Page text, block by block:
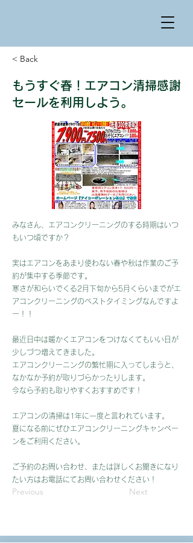
< Back
もうすぐ春！エアコン清掃感謝
セールを利用しよう。
みなさん、エアコンクリーニングのする時期はいつ
もいつ頃ですか？
実はエアコンをあまり使わない春や秋は作業のご予
約が集中する季節です。
寒さが和らいでくる2月下旬から5月くらいまでがエ
アコンクリーニングのベストタイミングなんですよ
ー！！
最近日中は暖かくエアコンをつけなくてもいい日が
少しづつ増えてきました。
エアコンクリーニングの繁忙期に入ってしまうと、
なかなか予約が取りづらかったりします。
今なら予約も取りやすくおすすめです！
エアコンの清掃は1年に一度と言われています。
夏になる前にぜひエアコンクリーニングキャンペー
ンをご利用ください。
ご予約のお問い合わせ、または詳しくお聞きになり
たい方はお電話にてお問い合わせください！
Previous Next